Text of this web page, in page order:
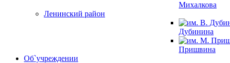
Михалкова
Ленинский район
Дубинина
Пришвина
Об`учреждении